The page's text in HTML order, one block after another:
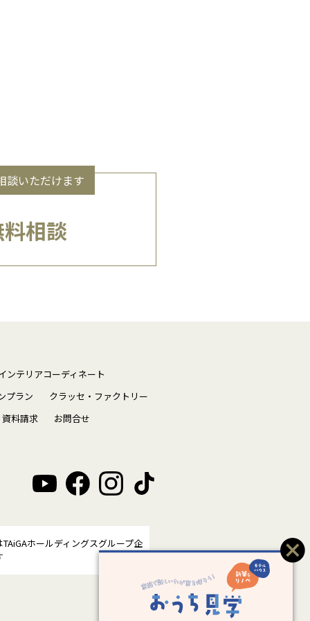
談いただけます
相談
ンテリアコーディネート
プラン
クラッセ・ファクトリー
資料請求 お問合せ
TAiGAホールディングスグループ企